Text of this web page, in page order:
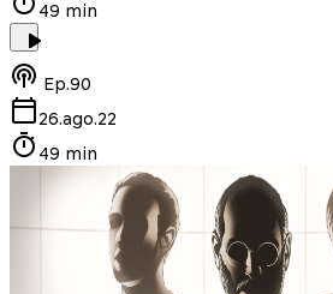
49 min
Ep.90
26.ago.22
49 min